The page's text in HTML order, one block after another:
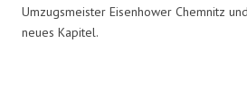
Umzugsmeister Eisenhower Chemnitz
neues Kapitel.